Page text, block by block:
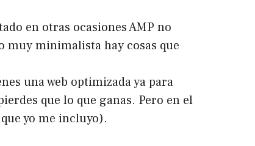
en otras ocasionesAMP no
muy minimalista hay cosas que
una web optimizada ya para
que lo que ganas. Pero en el
yo me incluyo).